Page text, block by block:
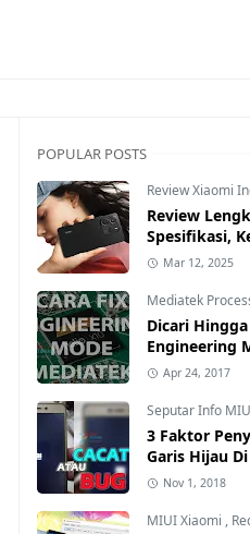
POPULAR POSTS
Review Xiaomi
Review
Spesifikasi,
Kekurangan!
Mar 12, 2025
Mediatek
Dicari
Engineering
Xiaomi Kamu
Cara
Apr 24, 2017
Seputar Info
3 Faktor
Garis Hijau
Smartphone
Nov 1, 2018
MIUI Xiaomi ,